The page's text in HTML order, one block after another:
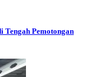
Tengah Pemotongan